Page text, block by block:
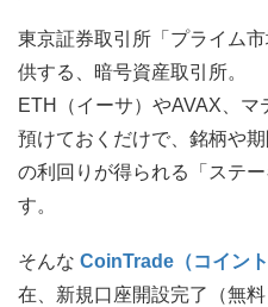
東京証券取引所「プライム
供する、暗号資産取引所。
ETH（イーサ）やAVAX、
預けておくだけで、銘柄や
の利回りが得られる「ステ
す。
そんな CoinTrade（コイン
在、新規口座開設完了（無